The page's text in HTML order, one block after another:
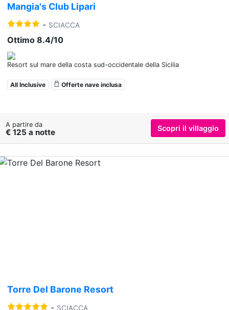
Mangia's Club Lipari
- SCIACCA
Ottimo 8.4/10
Resort sul mare della costa sud-occidentale della Sicilia
All Inclusive Offerte nave inclusa
A partire da
€ 125 a notte Scopri il villaggio
Torre Del Barone Resort
- SCIACCA